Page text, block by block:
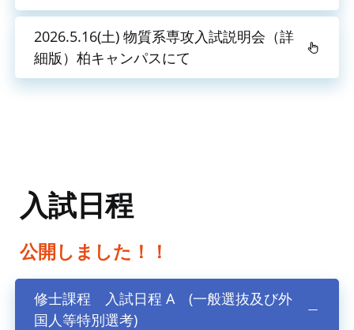
2026.5.16(土) 物質系専攻入試説明会（詳
細版）柏キャンパスにて
入試日程
公開しました！！
修士課程 入試日程 A (一般選抜及び外
国人等特別選考)